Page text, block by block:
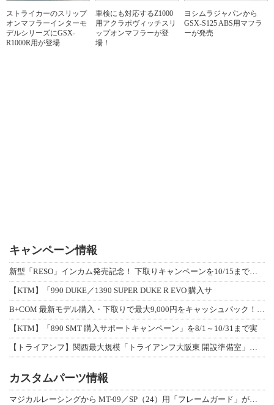
ストライカーのスリップ
オンマフラーインターモ
デルシリーズにGSX-
R1000R用が登場
車検にも対応するZ1000
用アクラポヴィッチスリ
ップオンマフラーが登
場！
ヨシムラジャパンから
GSX-S125 ABS用マフラ
ーが発売
キャンペーン情報
新型「RESO」インカム発売記念！ 下取りキャンペーンを10/15まで延長して開
【KTM】「990 DUKE／1390 SUPER DUKE R EVO 購入サ
B+COM 最新モデル購入・下取りで最大9,000円をキャッシュバック！「B+F
【KTM】「890 SMT 購入サポートキャンペーン」を8/1～10/31まで実
【トライアンフ】関西最大規模「トライアンフ大阪東 開設準備室」がオープン！ 限定
カスタムパーツ情報
マジカルレーシングから MT-09／SP（24）用「フレームガード」が登場！